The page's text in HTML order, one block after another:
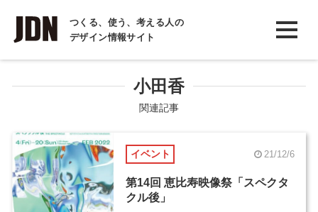
つくる、使う、考える人の
デザイン情報サイト
INTERVIEW
インタビュー
COLUMN
コラム
小田香
関連記事
イベント 21/12/6
第14回 恵比寿映像祭「スペクタ
クル後」